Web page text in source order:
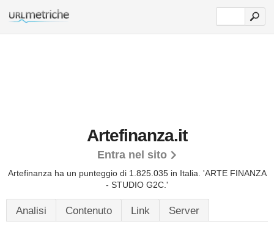
Artefinanza.it
Entra nel sito
Artefinanza ha un punteggio di 1.825.035 in Italia. 'ARTE FINANZA
- STUDIO G2C.'
Analisi Contenuto Link Server